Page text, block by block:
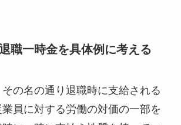
職一時金を具体例に考える
の名の通り退職時に支給される
員に対する労働の対価の一部を